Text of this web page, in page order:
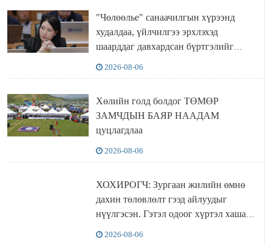
"Чөлөөлье" санаачилгын хүрээнд
худалдаа, үйлчилгээ эрхлэхэд
шаарддаг давхардсан бүртгэлийг
2026-08-06
Хөлийн голд болдог ТӨМӨР
ЗАМЧДЫН БАЯР НААДАМ
цуцлагдлаа
2026-08-06
ХОХИРОГЧ: Зургаан жилийн өмнө
дахин төлөвлөлт гээд айлуудыг
нүүлгэсэн. Гэтэл одоог хүртэл хашаа
2026-08-06